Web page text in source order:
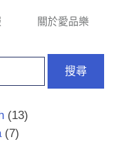
關於愛品樂
(13)
(7)